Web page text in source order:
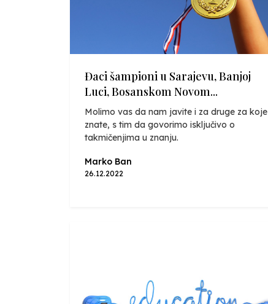
Đaci šampioni u Sarajevu, Banjoj
Luci, Bosanskom Novom...
Molimo vas da nam javite i za druge za koje
znate, s tim da govorimo isključivo o
takmičenjima u znanju.
Marko Ban
26.12.2022